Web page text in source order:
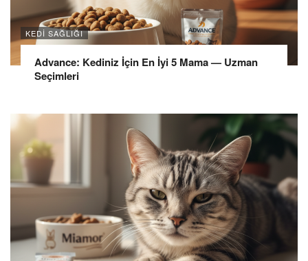
KEDI SAĞLIĞI
Advance: Kediniz İçin En İyi 5 Mama — Uzman
Seçimleri